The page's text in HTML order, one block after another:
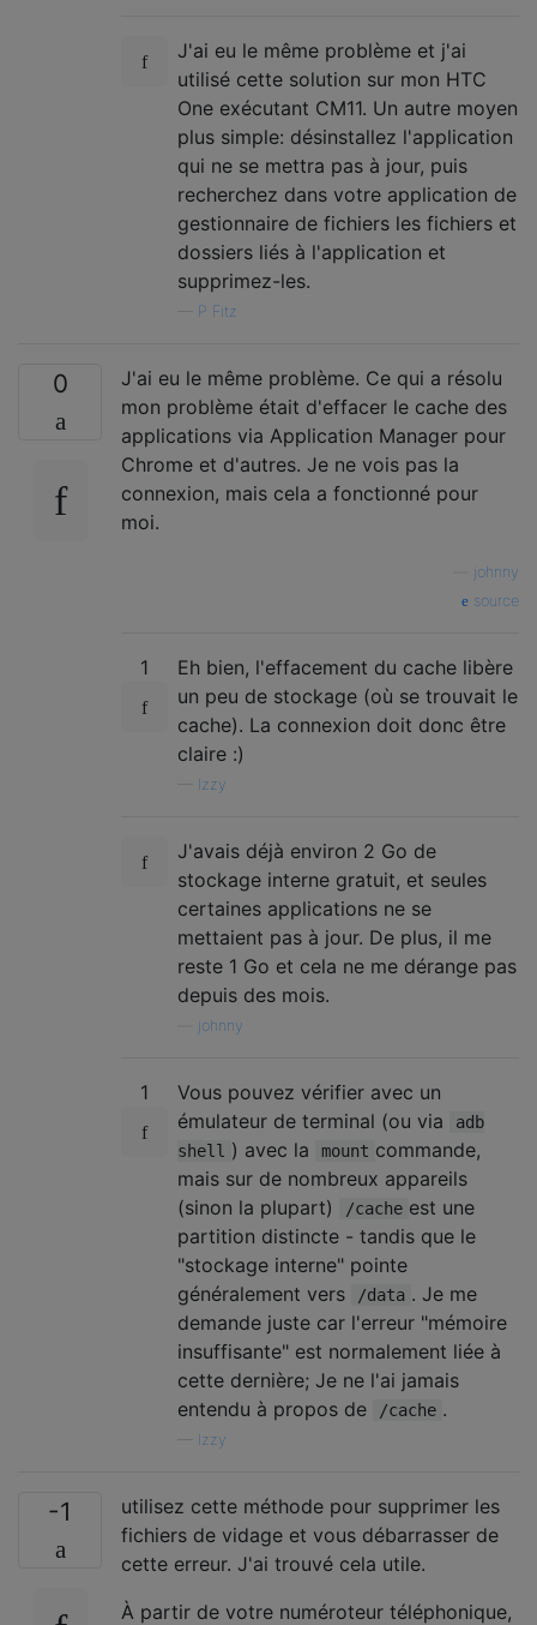
J'ai eu le même problème et j'ai
utilisé cette solution sur mon HTC
One exécutant CM11. Un autre moyen
plus simple: désinstallez l'application
qui ne se mettra pas à jour, puis
recherchez dans votre application de
gestionnaire de fichiers les fichiers et
dossiers liés à l'application et
supprimez-les.
P Fitz
0
J'ai eu le même problème. Ce qui a résolu
mon problème était d'effacer le cache des
applications via Application Manager pour
Chrome et d'autres. Je ne vois pas la
connexion, mais cela a fonctionné pour
moi.
johnny
source
1
Eh bien, l'effacement du cache libère
un peu de stockage (où se trouvait le
cache). La connexion doit donc être
claire :)
Izzy
J'avais déjà environ 2 Go de
stockage interne gratuit, et seules
certaines applications ne se
mettaient pas à jour. De plus, il me
reste 1 Go et cela ne me dérange pas
depuis des mois.
johnny
1
Vous pouvez vérifier avec un
émulateur de terminal (ou via
adb
shell ) avec la mount commande,
mais sur de nombreux appareils
(sinon la plupart)
/cache est une
partition distincte - tandis que le
"stockage interne" pointe
généralement vers
/data . Je me
demande juste car l'erreur "mémoire
insuffisante" est normalement liée à
cette dernière; Je ne l'ai jamais
entendu à propos de
/cache .
Izzy
-1
utilisez cette méthode pour supprimer les
fichiers de vidage et vous débarrasser de
cette erreur. J'ai trouvé cela utile.
À partir de votre numéroteur téléphonique,